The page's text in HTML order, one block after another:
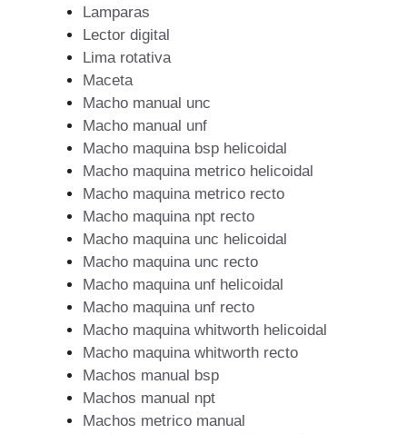
Lamparas
Lector digital
Lima rotativa
Maceta
Macho manual unc
Macho manual unf
Macho maquina bsp helicoidal
Macho maquina metrico helicoidal
Macho maquina metrico recto
Macho maquina npt recto
Macho maquina unc helicoidal
Macho maquina unc recto
Macho maquina unf helicoidal
Macho maquina unf recto
Macho maquina whitworth helicoidal
Macho maquina whitworth recto
Machos manual bsp
Machos manual npt
Machos metrico manual